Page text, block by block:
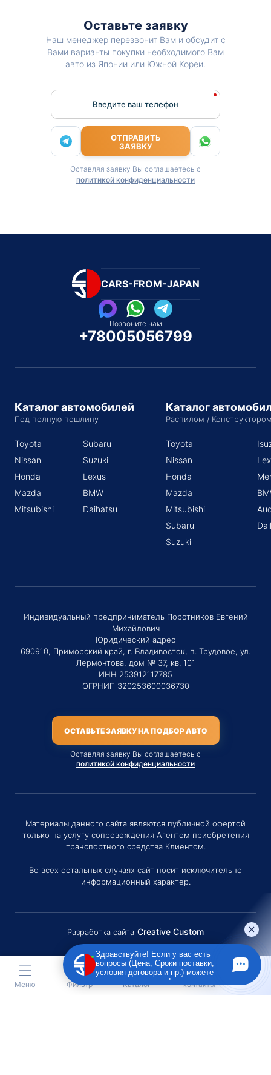
Оставьте заявку
Наш менеджер перезвонит Вам и обсудит с
Вами варианты покупки необходимого Вам
авто из Японии или Южной Кореи.
Введите ваш телефон
ОТПРАВИТЬ
ЗАЯВКУ
Оставляя заявку Вы соглашаетесь с
политикой конфиденциальности
CARS-FROM-JAPAN
Позвоните нам
+78005056799
Каталог автомобилей
Под полную пошлину
Toyota
Nissan
Honda
Mazda
Mitsubishi
Subaru
Suzuki
Lexus
BMW
Daihatsu
Каталог
Распилом /
Toyota
Nissan
Honda
Mazda
Mitsubishi
Subaru
Suzuki
Индивидуальный предприниматель Поротников Евгений
Михайлович
Юридический адрес
690910, Приморский край, г. Владивосток, п. Трудовое, ул.
Лермонтова, дом № 37, кв. 101
ИНН 253912117785
ОГРНИП 320253600036730
ОСТАВЬТЕ ЗАЯВКУ НА ПОДБОР АВТО
Оставляя заявку Вы соглашаетесь с
политикой конфиденциальности
Материалы данного сайта являются публичной офертой
только на услугу сопровождения Агентом приобретения
транспортного средства Клиентом.
Во всех остальных случаях сайт носит исключительно
информационный характер.
Разработка сайта Creative Custom
Меню Фильтр Каталог Контакты
Здравствуйте! Если у вас есть
вопросы (Цена, Сроки поставки,
условия договора и пр.) можете
задать их мне в чат!